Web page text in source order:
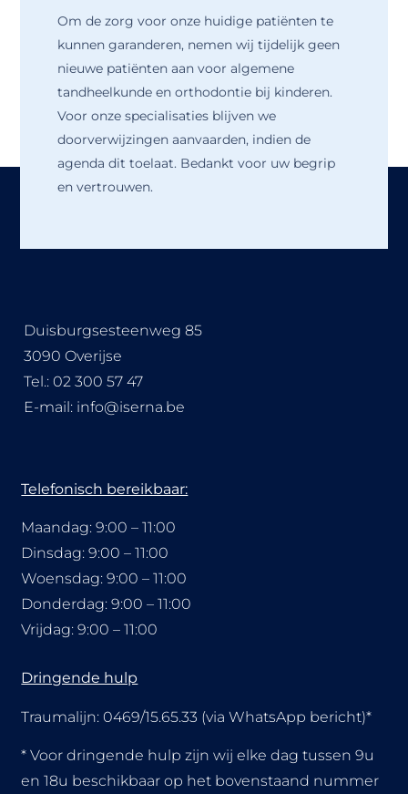
Om de zorg voor onze huidige patiënten te
kunnen garanderen, nemen wij tijdelijk geen
nieuwe patiënten aan voor algemene
tandheelkunde en orthodontie bij kinderen.
Voor onze specialisaties blijven we
doorverwijzingen aanvaarden, indien de
agenda dit toelaat. Bedankt voor uw begrip
en vertrouwen.
Duisburgsesteenweg 85
3090 Overijse
Tel.:02 300 57 47
E-mail: info@iserna.be
Telefonisch bereikbaar:
Maandag: 9:00 – 11:00
Dinsdag: 9:00 – 11:00
Woensdag: 9:00 – 11:00
Donderdag: 9:00 – 11:00
Vrijdag: 9:00 – 11:00
Dringende hulp
Traumalijn:0469/15.65.33 (via WhatsApp bericht)*
* Voor dringende hulp zijn wij elke dag tussen 9u
en 18u beschikbaar op het bovenstaand nummer